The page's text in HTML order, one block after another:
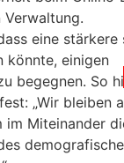
eine stärkere
könnte, einigen
begegnen. So
„Wir bleiben
im Miteinander